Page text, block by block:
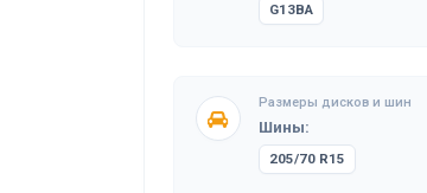
G13BA
Размеры дисков и шин
Шины:
205/70 R15